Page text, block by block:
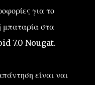
για το
μπαταρία στα
7.0 Nougat.
είναι ναι